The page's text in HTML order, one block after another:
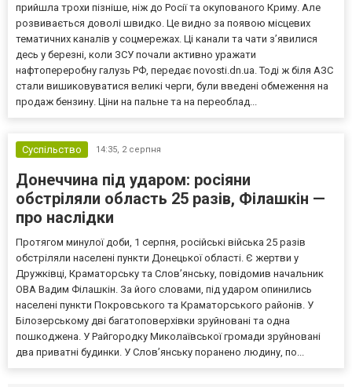
прийшла трохи пізніше, ніж до Росії та окупованого Криму. Але
розвивається доволі швидко. Це видно за появою місцевих
тематичних каналів у соцмережах. Ці канали та чати з’явилися
десь у березні, коли ЗСУ почали активно уражати
нафтопереробну галузь РФ, передає novosti.dn.ua. Тоді ж біля АЗС
стали вишиковуватися великі черги, були введені обмеження на
продаж бензину. Ціни на пальне та на переоблад...
Суспільство 14:35, 2 серпня
Донеччина під ударом: росіяни
обстріляли область 25 разів, Філашкін —
про наслідки
Протягом минулої доби, 1 серпня, російські війська 25 разів
обстріляли населені пункти Донецької області. Є жертви у
Дружківці, Краматорську та Слов’янську, повідомив начальник
ОВА Вадим Філашкін. За його словами, під ударом опинились
населені пункти Покровського та Краматорського районів. У
Білозерському дві багатоповерхівки зруйновані та одна
пошкоджена. У Райгородку Миколаївської громади зруйновані
два приватні будинки. У Слов’янську поранено людину, по...